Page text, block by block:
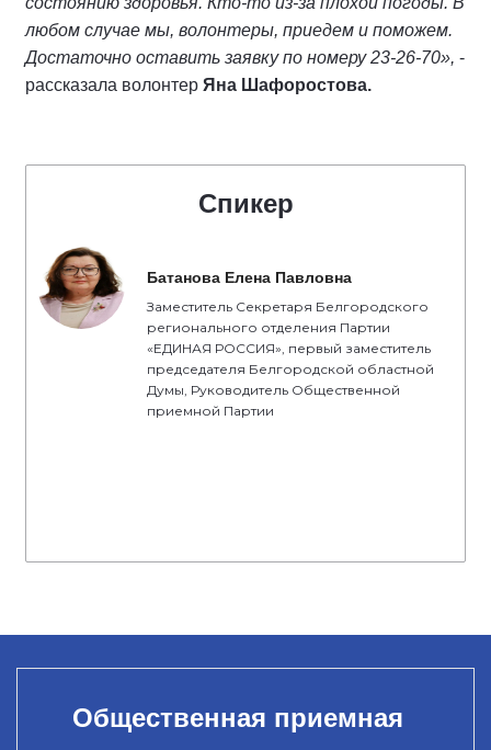
любом случае мы, волонтеры, приедем и поможем.
Достаточно оставить заявку по номеру 23-26-70», -
рассказала волонтер Яна Шафоростова.
Спикер
Батанова Елена Павловна
Заместитель Секретаря Белгородского
регионального отделения Партии
«ЕДИНАЯ РОССИЯ», первый заместитель
председателя Белгородской областной
Думы, Руководитель Общественной
приемной Партии
Общественная приемная